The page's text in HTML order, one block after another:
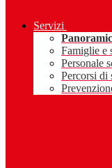
Servizi
Famiglie e
Personale
Percorsi di